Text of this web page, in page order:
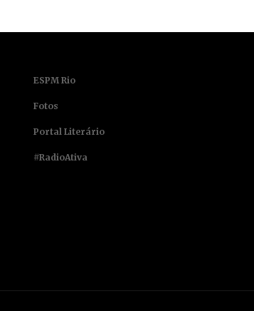
ESPM Rio
Fotos
Portal Literário
#RadioAtiva